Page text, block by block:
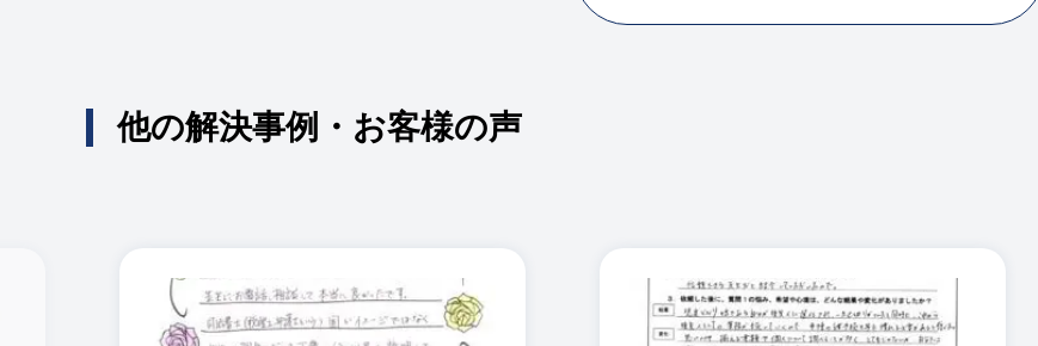
他の解決事例・お客様の声